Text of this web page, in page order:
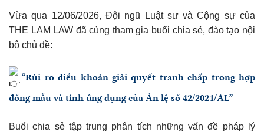
Vừa qua 12/06/2026, Đội ngũ Luật sư và Cộng sự của
THE LAM LAW đã cùng tham gia buổi chia sẻ, đào tạo nội
bộ chủ đề:
“Rủi ro điều khoản giải quyết tranh chấp trong hợp
đồng mẫu và tính ứng dụng của Án lệ số 42/2021/AL”
Buổi chia sẻ tập trung phân tích những vấn đề pháp lý